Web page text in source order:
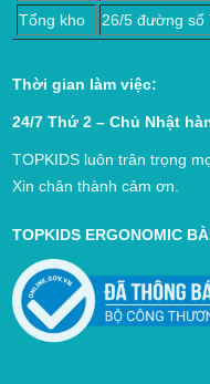
Tổng kho
26/5 đường số
Thời gian làm việc:
24/7 Thứ 2 – Chủ Nhật
TOPKIDS luôn trân trọng
Xin chân thành cảm ơn.
TOPKIDS ERGONOMIC